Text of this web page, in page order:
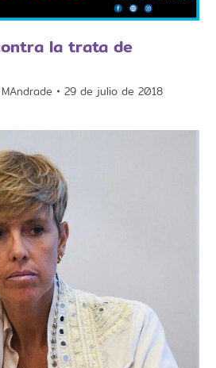
la trata de
MAndrade 29 de julio de 2018